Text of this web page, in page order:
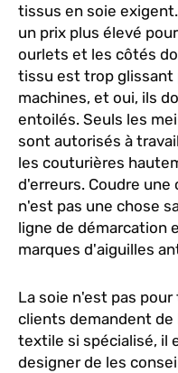
tissus en soie
un prix plus élevé
ourlets et les côtés
tissu est trop glissant
machines, et oui, ils
entoilés. Seuls les
sont autorisés à
les couturières
d'erreurs. Coudre
n'est pas une chose
ligne de démarcation
marques d'aiguilles
La soie n'est pas
clients demandent de
textile si spécialisé, il
designer de les